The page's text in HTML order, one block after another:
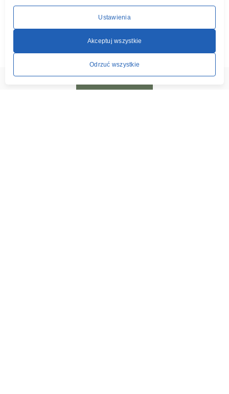
Ustawienia
Akceptuj wszystkie
Odrzuć wszystkie
Wpis blogowy The standard Lorem Ipsum passage, used
ZADZWOŃ REZERWUJ DOJAZD